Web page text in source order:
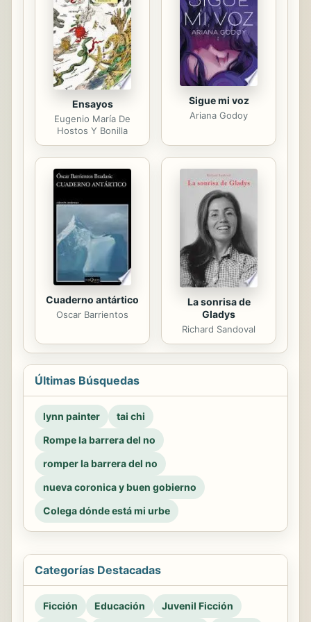
de vacas asustadas.» Cansado de las
quejas de los lugareños, el squire
apuesta con sus amigos que pasará
una noche completa...
Ensayos
Eugenio María De
Hostos Y Bonilla
Sigue mi voz
Ariana Godoy
Cuaderno antártico
Oscar Barrientos
La sonrisa de
Gladys
Richard Sandoval
Últimas Búsquedas
lynn painter
tai chi
Rompe la barrera del no
romper la barrera del no
nueva coronica y buen gobierno
Colega dónde está mi urbe
Categorías Destacadas
Ficción Educación Juvenil Ficción